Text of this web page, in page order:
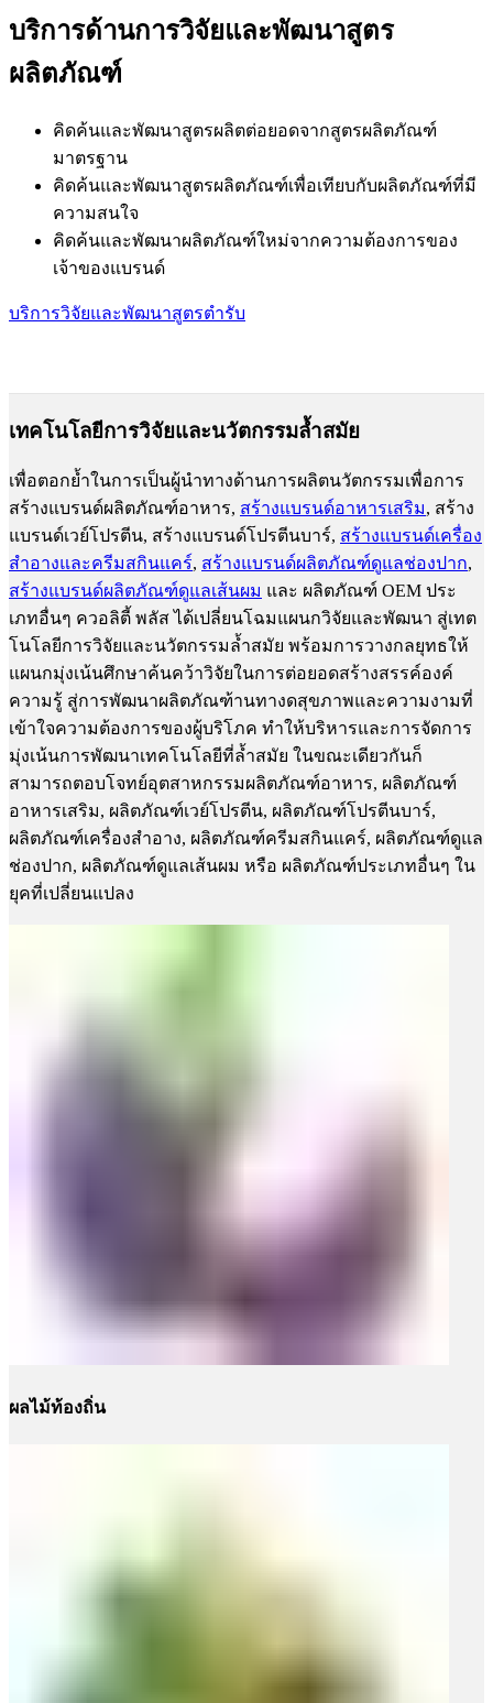
บริการด้านการวิจัยและพัฒนาสูตร
ผลิตภัณฑ์
คิดค้นและพัฒนาสูตรผลิตต่อยอดจากสูตรผลิตภัณฑ์
มาตรฐาน
คิดค้นและพัฒนาสูตรผลิตภัณฑ์เพื่อเทียบกับผลิตภัณฑ์ที่มี
ความสนใจ
คิดค้นและพัฒนาผลิตภัณฑ์ใหม่จากความต้องการของ
เจ้าของแบรนด์
บริการวิจัยและพัฒนาสูตรตำรับ
เทคโนโลยีการวิจัยและนวัตกรรมล้ำสมัย
เพื่อตอกย้ำในการเป็นผู้นำทางด้านการผลิตนวัตกรรมเพื่อการ
สร้างแบรนด์ผลิตภัณฑ์อาหาร, สร้างแบรนด์อาหารเสริม, สร้าง
แบรนด์เวย์โปรตีน, สร้างแบรนด์โปรตีนบาร์, สร้างแบรนด์เครื่อง
สำอางและครีมสกินแคร์, สร้างแบรนด์ผลิตภัณฑ์ดูแลช่องปาก,
สร้างแบรนด์ผลิตภัณฑ์ดูแลเส้นผม และ ผลิตภัณฑ์ OEM ประ
เภทอื่นๆ ควอลิตี้ พลัส ได้เปลี่ยนโฉมแผนกวิจัยและพัฒนา สู่เทต
โนโลยีการวิจัยและนวัตกรรมล้ำสมัย พร้อมการวางกลยุทธให้
แผนกมุ่งเน้นศึกษาค้นคว้าวิจัยในการต่อยอดสร้างสรรค์องค์
ความรู้ สู่การพัฒนาผลิตภัณฑ้านทางดสุขภาพและความงามที่
เข้าใจความต้องการของผู้บริโภค ทำให้บริหารและการจัดการ
มุ่งเน้นการพัฒนาเทคโนโลยีที่ล้ำสมัย ในขณะเดียวกันก็
สามารถตอบโจทย์อุตสาหกรรมผลิตภัณฑ์อาหาร, ผลิตภัณฑ์
อาหารเสริม, ผลิตภัณฑ์เวย์โปรตีน, ผลิตภัณฑ์โปรตีนบาร์,
ผลิตภัณฑ์เครื่องสำอาง, ผลิตภัณฑ์ครีมสกินแคร์, ผลิตภัณฑ์ดูแล
ช่องปาก, ผลิตภัณฑ์ดูแลเส้นผม หรือ ผลิตภัณฑ์ประเภทอื่นๆ ใน
ยุคที่เปลี่ยนแปลง
ผลไม้ท้องถิ่น